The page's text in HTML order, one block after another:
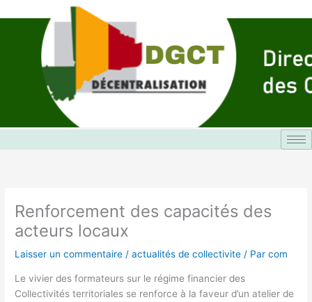
au
Renforcement des capacités des
acteurs locaux
Laisser un commentaire /actualités de collectivite / Parcom
Le vivier des formateurs sur le régime financier des
Collectivités territoriales se renforce à la faveur d’un atelier de